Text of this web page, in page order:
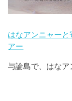
はなアンニャー
アー
与論島で、はなア